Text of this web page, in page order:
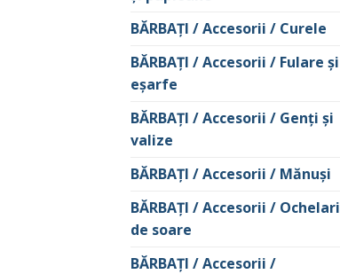
BĂRBAŢI / Accesorii / Curele
BĂRBAŢI / Accesorii / Fulare şi
eşarfe
BĂRBAŢI / Accesorii / Genţi şi
valize
BĂRBAŢI / Accesorii / Mănuşi
BĂRBAŢI / Accesorii / Ochelari
de soare
BĂRBAŢI / Accesorii /